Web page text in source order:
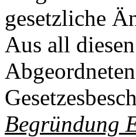
gesetzliche
Aus all
Begründung